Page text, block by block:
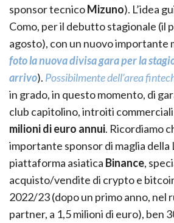
sponsor tecnicoMizuno). L’idea
Como, per il debutto stagionale (il
agosto), con un nuovo importante
foto la nuova divisa gara per la
arrivo). Possibilmente dell’area
in grado, in questo momento, di
club capitolino, introiti commerciali
milioni di euro annui. Ricordiamo
importante sponsor di maglia della
piattaforma asiatica Binance,
acquisto/vendite di crypto e
2022/23 (dopo un primo anno, nel
partner, a 1,5 milioni di euro), ben